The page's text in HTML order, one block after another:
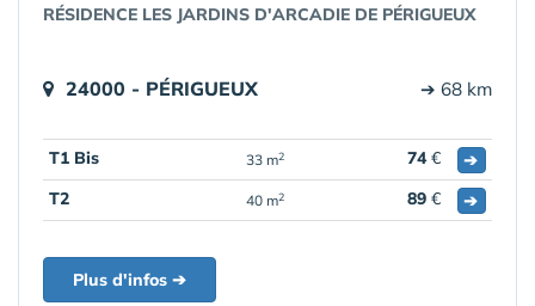
RÉSIDENCE LES JARDINS D'ARCADIE DE PÉRIGUEUX
24000 - PÉRIGUEUX ➔ 68 km
T1 Bis 33 m2 74€
➔
T2
40 m2 89 € ➔
Plus d'infos ➔